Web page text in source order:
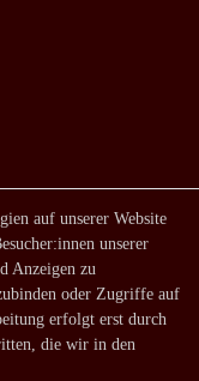
auf unserer Website
unserer
Anzeigen zu
oder Zugriffe auf
erfolgt erst durch
die wir in den